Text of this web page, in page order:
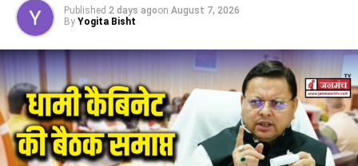
प्रतिभाग कराने के निर्देश दिए।
रक्षक दवाओं के साथ एंबुलेंस की तैनात रखने, जिला पूर्ति अधिकारी को सूक्ष्म
जलपान, रिफ्रेशमेंट, महाप्रबंधक जिला उद्योग को पर्याप्त संख्या में तिरंगा
झंडे, सीएचओ को पुष्प एवं फूल माला, परिवहन अधिकारी को वाहनों की
व्यवस्था, सीईओ को स्कूल कॉलेजों में आत्मनिर्भर भारत एवं नशा मुक्त युवा
शपथ, लौह पुरुष की जीवनी पर वाद-विवाद, निबंध प्रतियोगिता आयोजित
करने और एसपी ट्रैफिक को देहरादून एकता पदयात्रा के निर्धारित रूट पर
Published 2 days agoon August 7, 2026
By Yogita Bisht